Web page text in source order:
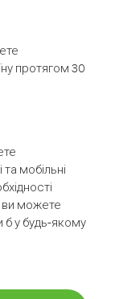
протягом 30
мобільні
можете
б у будь-якому